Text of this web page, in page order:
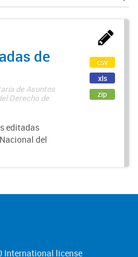
de
de Asuntos
Derecho de
editadas
del
csv
xls
zip
International license